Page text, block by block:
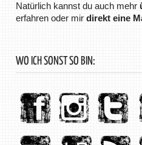
Natürlich kannst du auch mehr
erfahren oder mirdirekt eine
WO ICH SONST SO BIN: